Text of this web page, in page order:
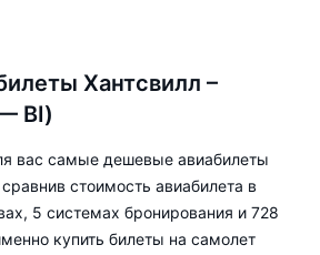
Хантсвилл –
BI)
вас самые дешевые авиабилеты
стоимость авиабилета в
5 системах бронирования и 728
купить билеты на самолет